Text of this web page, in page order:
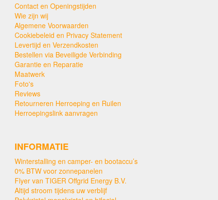
Contact en Openingstijden
Wie zijn wij
Algemene Voorwaarden
Cookiebeleid en Privacy Statement
Levertijd en Verzendkosten
Bestellen via Beveiligde Verbinding
Garantie en Reparatie
Maatwerk
Foto's
Reviews
Retourneren Herroeping en Ruilen
Herroepingslink aanvragen
INFORMATIE
Winterstalling en camper- en bootaccu’s
0% BTW voor zonnepanelen
Flyer van TIGER Offgrid Energy B.V.
Altijd stroom tijdens uw verblijf